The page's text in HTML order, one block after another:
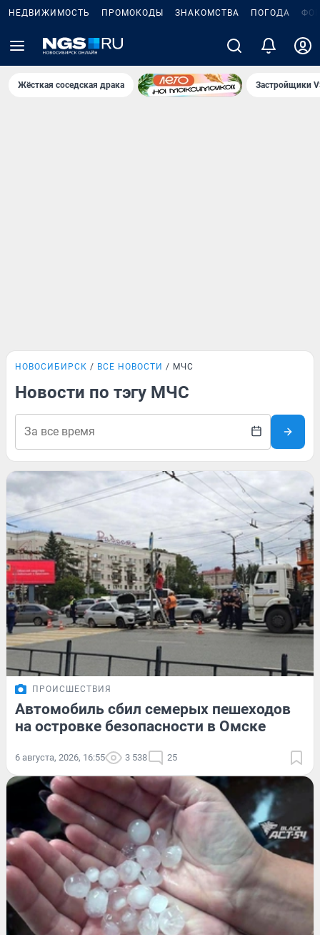
НЕДВИЖИМОСТЬ ПРОМОКОДЫ ЗНАКОМСТВА ПОГОДА
Жёсткая соседская драка Застройщики
НОВОСИБИРСК ВСЕ НОВОСТИ МЧС
Новости по тэгу МЧС
ПРОИСШЕСТВИЯ
Автомобиль сбил семерых пешеходов
на островке безопасности в Омске
6 августа, 2026, 16:55 3 538 25